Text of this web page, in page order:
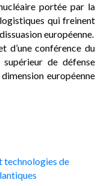
portée par la
qui freinent
européenne.
d’une conférence du
de défense
européenne
technologies de